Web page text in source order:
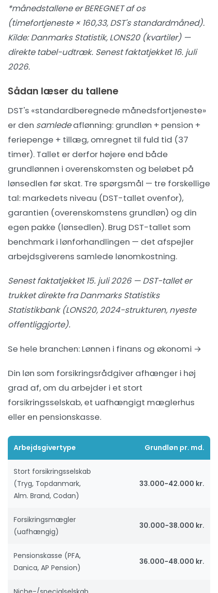
*månedstallene er BEREGNET af os
(timefortjeneste × 160,33, DST's standardmåned).
Kilde:Danmarks Statistik, LONS20 (kvartiler) —
direkte tabel-udtræk. Senest faktatjekket 16. juli
2026.
Sådan læser du tallene
DST's «standardberegnede månedsfortjeneste»
er den samledeaflønning: grundløn + pension +
feriepenge + tillæg, omregnet til fuld tid (37
timer). Tallet er derfor højere end både
grundlønnen i overenskomsten og beløbet på
lønsedlen før skat. Tre spørgsmål — tre forskellige
tal: markedets niveau (DST-tallet ovenfor),
garantien (overenskomstens grundløn) og din
egen pakke (lønsedlen). Brug DST-tallet som
benchmark i lønforhandlingen — det afspejler
arbejdsgiverens samlede lønomkostning.
Senest faktatjekket 15. juli 2026 — DST-tallet er
trukket direkte fra Danmarks Statistiks
Statistikbank (LONS20, 2024-strukturen, nyeste
offentliggjorte).
Se hele branchen: Lønnen i finans og økonomi →
Din løn som forsikringsrådgiver afhænger i høj
grad af, om du arbejder i et stort
forsikringsselskab, et uafhængigt mæglerhus
eller en pensionskasse.
Arbejdsgivertype Grundløn pr. md.
Stort forsikringsselskab
(Tryg, Topdanmark,
Alm. Brand, Codan)
33.000-42.000 kr.
Forsikringsmægler
(uafhængig)
30.000-38.000 kr.
Pensionskasse (PFA,
Danica, AP Pension)
36.000-48.000 kr.